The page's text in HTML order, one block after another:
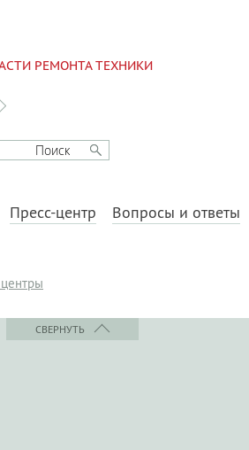
РЕМОНТА ТЕХНИКИ
Пресс-центр
Вопросы и ответы
СВЕРНУТЬ